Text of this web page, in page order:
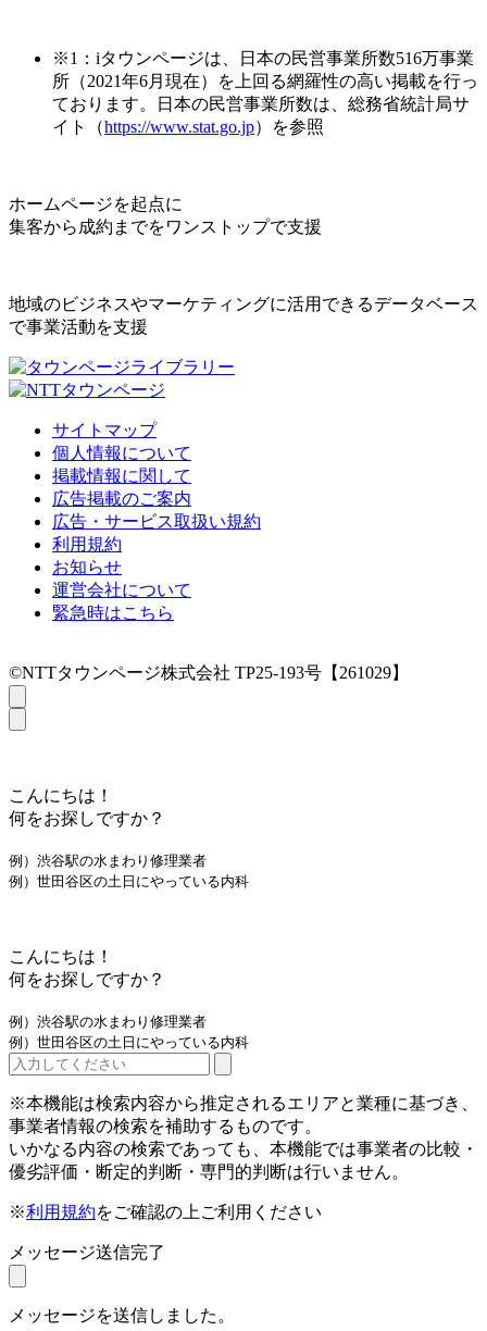
※1：iタウンページは、日本の民営事業所数516万事業
所（2021年6月現在）を上回る網羅性の高い掲載を行っ
ております。日本の民営事業所数は、総務省統計局サ
イト（https://www.stat.go.jp）を参照
ホームページを起点に
集客から成約までをワンストップで支援
地域のビジネスやマーケティングに活用できるデータベース
で事業活動を支援
サイトマップ
個人情報について
掲載情報に関して
広告掲載のご案内
広告・サービス取扱い規約
利用規約
お知らせ
運営会社について
緊急時はこちら
©NTTタウンページ株式会社 TP25-193号【261029】
こんにちは！
何をお探しですか？
例）渋谷駅の水まわり修理業者
例）世田谷区の土日にやっている内科
こんにちは！
何をお探しですか？
例）渋谷駅の水まわり修理業者
例）世田谷区の土日にやっている内科
※本機能は検索内容から推定されるエリアと業種に基づき、
事業者情報の検索を補助するものです。
いかなる内容の検索であっても、本機能では事業者の比較・
優劣評価・断定的判断・専門的判断は行いません。
※利用規約をご確認の上ご利用ください
メッセージ送信完了
メッセージを送信しました。